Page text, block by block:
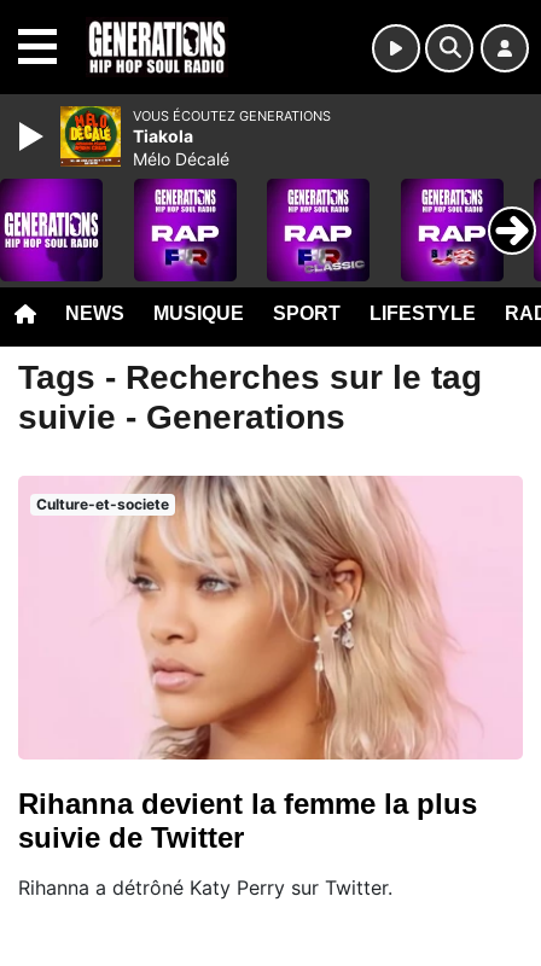
NEWS MUSIQUE SPORT LIFESTYLE
Tags - Recherches sur le tag
suivie - Generations
Culture-et-societe
Rihanna devient la femme la plus
suivie de Twitter
Rihanna a détrôné Katy Perry sur Twitter.
VOUS ÉCOUTEZ GENERATIONS
Tiakola
Mélo Décalé